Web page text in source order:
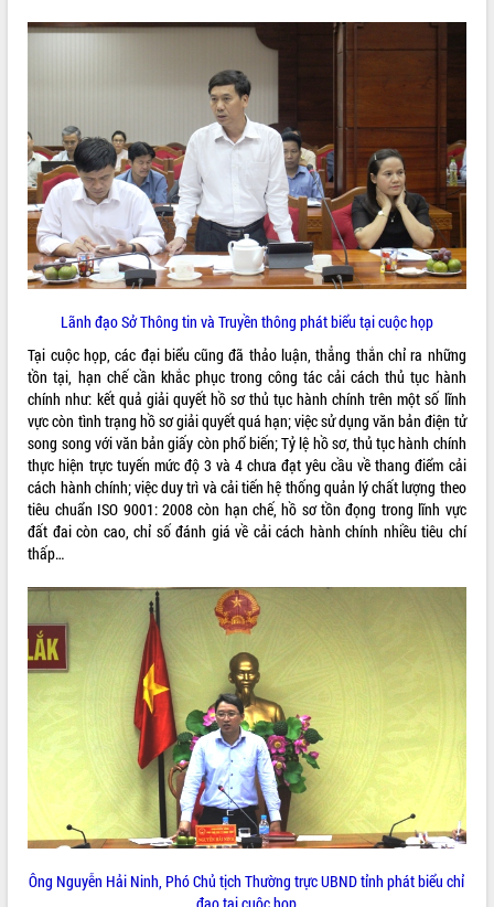
Rà soát, hoàn thiện hệ thống thiết chế
Thường trực HĐND tỉnh Đắk Lắk gặp
mặt Đoàn chuyên gia y tế TP. Hồ Chí
Minh
Lễ truy điệu và an táng hài cốt liệt sĩ
tại Nghĩa trang Liệt sĩ xã Sơn Hòa
Bàn giải pháp tháo gỡ khó khăn trong
xuất khẩu sầu riêng và triển khai quy
định EUDR
trường Nguyễn Hoàng Hiệp khảo sát
vùng trồng và doanh nghiệp đóng gói
sầu riêng tại Đắk Lắk
Trình diễn nghệ thuật chế biến các
món ăn từ sầu riêng
Đắk Lắk công bố Quy hoạch và xúc
tiến đầu tư tỉnh
Ngành cá ngừ Đắk Lắk chủ động thích
ứng để giữ vững thị trường xuất khẩu
Diễn đàn Kinh tế tư nhân Việt Nam đột
phá cơ chế - Hợp tác công tư
Đề án 06 tạo bước ngoặt đột phá trong
cải cách hành chính tỉnh Đắk Lắk
Kết nối tour, đẩy mạnh chuyển đổi số
để phát triển du lịch Đắk Lắk
Khởi động Dự án Đầu tư xây dựng hạ
tầng kỹ thuật Cụm công nghiệp Tân
Tiến
Gặp mặt các cơ quan báo chí nhân Kỷ
niệm 101 năm Ngày Báo chí Cách
mạng Việt Nam
Đắk Lắk sơ kết 4 năm triển khai thực
Họp báo thông tin về Hội nghị Công bố
THỐNG KÊ TRUY CẬP
Hôm nay:
21181
Tất cả: 66066504
Lãnh đạo Sở Thông tin và Truyền thông phát biểu tại cuộc họp
Tại cuộc họp, các đại biểu cũng đã thảo luận, thẳng thắn chỉ ra những
tồn tại, hạn chế cần khắc phục trong công tác cải cách thủ tục hành
chính như: kết quả giải quyết hồ sơ thủ tục hành chính trên một số lĩnh
vực còn tình trạng hồ sơ giải quyết quá hạn; việc sử dụng văn bản điện tử
song song với văn bản giấy còn phổ biến; Tỷ lệ hồ sơ, thủ tục hành chính
thực hiện trực tuyến mức độ 3 và 4 chưa đạt yêu cầu về thang điểm cải
cách hành chính; việc duy trì và cải tiến hệ thống quản lý chất lượng theo
tiêu chuẩn ISO 9001: 2008 còn hạn chế, hồ sơ tồn đọng trong lĩnh vực
đất đai còn cao, chỉ số đánh giá về cải cách hành chính nhiều tiêu chí
thấp…
Ông Nguyễn Hải Ninh, Phó Chủ tịch Thường trực UBND tỉnh phát biểu chỉ